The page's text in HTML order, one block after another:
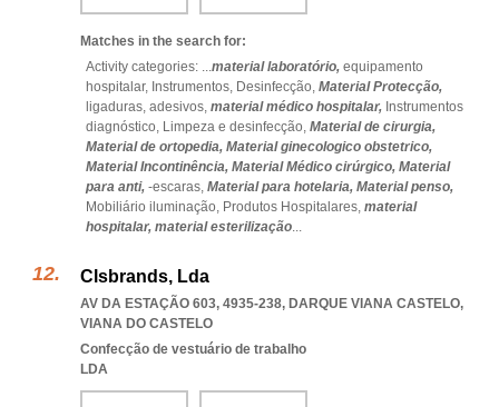
Matches in the search for:
Activity categories: ...material laboratório, equipamento
hospitalar, Instrumentos, Desinfecção, Material Protecção,
ligaduras, adesivos, material médico hospitalar, Instrumentos
diagnóstico, Limpeza e desinfecção, Material de cirurgia,
Material de ortopedia, Material ginecologico obstetrico,
Material Incontinência, Material Médico cirúrgico, Material
para anti, -escaras, Material para hotelaria, Material penso,
Mobiliário iluminação, Produtos Hospitalares, material
hospitalar, material esterilização...
Clsbrands, Lda
AV DA ESTAÇÃO 603, 4935-238, DARQUE VIANA CASTELO,
VIANA DO CASTELO
Confecção de vestuário de trabalho
LDA